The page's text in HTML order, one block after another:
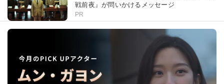
戦前夜』が問いかけるメッセージ
PR